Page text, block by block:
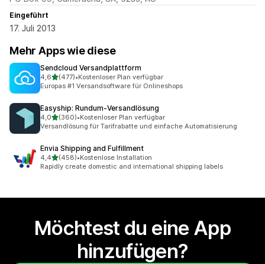
Eingeführt
17. Juli 2013
Mehr Apps wie diese
Sendcloud Versandplattform
4,6von 5 Sternen
(477)
477 Rezensionen insgesamt
•Kostenloser Plan verfügbar
Europas #1 Versandsoftware für Onlineshops
Easyship: Rundum‑Versandlösung
4,0von 5 Sternen
(360)
360 Rezensionen insgesamt
•Kostenloser Plan verfügbar
Versandlösung für Tarifrabatte und einfache Automatisierung
Envia Shipping and Fulfillment
4,4von 5 Sternen
(458)
458 Rezensionen insgesamt
•Kostenlose Installation
Rapidly create domestic and international shipping labels
Möchtest du eine App
hinzufügen?